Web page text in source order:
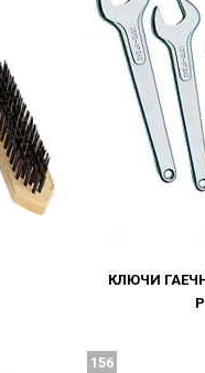
КЛЮЧИ
156